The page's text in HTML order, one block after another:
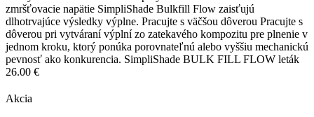
zmršťovacie napätie SimpliShade Bulkfill Flow zaisťujú
dlhotrvajúce výsledky výplne. Pracujte s väčšou dôverou Pracujte s
dôverou pri vytváraní výplní zo zatekavého kompozitu pre plnenie v
jednom kroku, ktorý ponúka porovnateľnú alebo vyššiu mechanickú
pevnosť ako konkurencia. SimpliShade BULK FILL FLOW leták
26.00 €
Akcia